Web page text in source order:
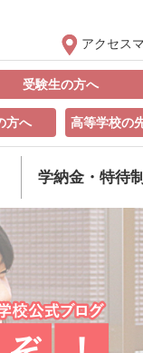
アクセス
受験生の方へ
方へ 高等学校の
学納金・特待